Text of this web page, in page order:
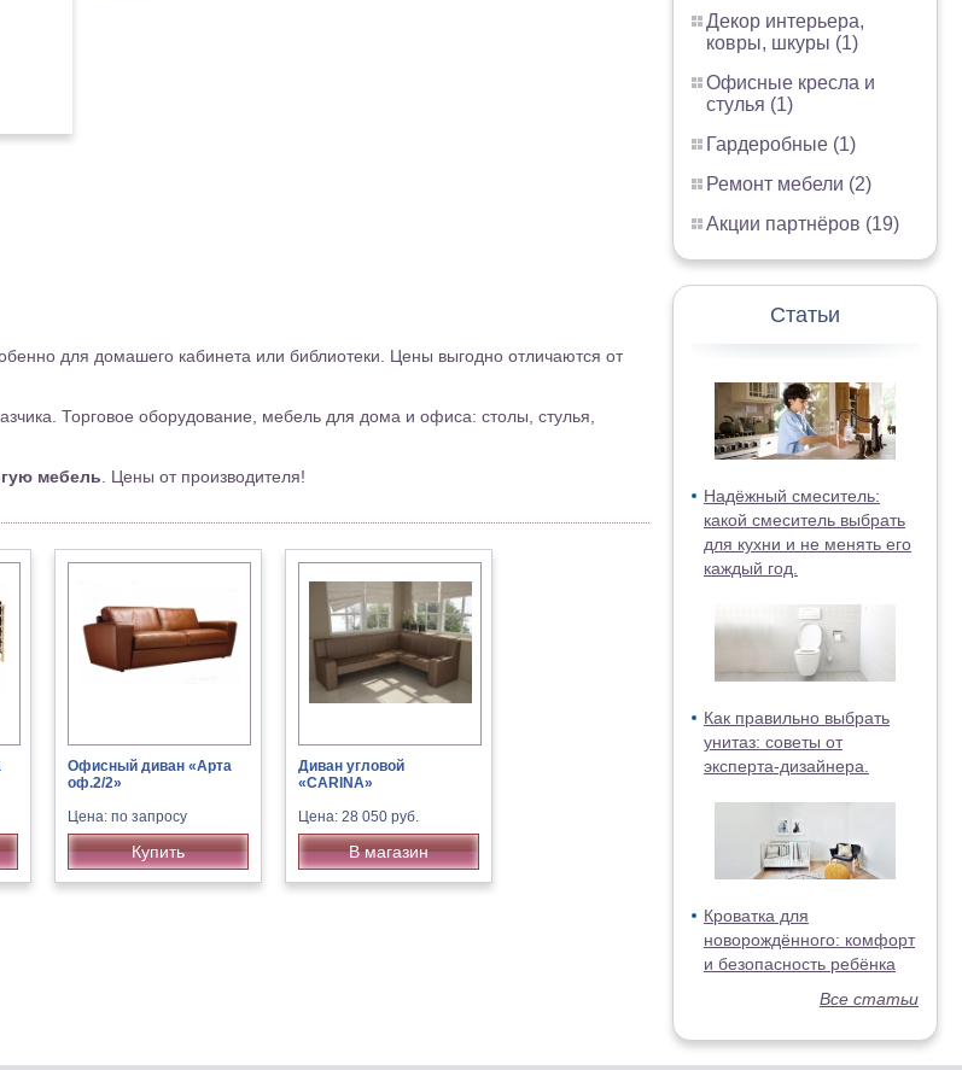
Декор интерьера,
ковры, шкуры (1)
Офисные кресла и
стулья (1)
Гардеробные (1)
Ремонт мебели (2)
Акции партнёров (19)
Статьи
Надёжный смеситель:
какой смеситель выбрать
для кухни и не менять его
каждый год.
Как правильно выбрать
унитаз: советы от
эксперта-дизайнера.
Кроватка для
новорождённого: комфорт
и безопасность ребёнка
Все статьи
для домашего кабинета или библиотеки. Цены выгодно отличаются от
Торговое оборудование, мебель для дома и офиса: столы, стулья,
мебель. Цены от производителя!
Офисный диван «Арта
оф.2/2»
Цена: по запросу
Купить
Диван угловой
«CARINA»
Цена: 28 050 руб.
В магазин